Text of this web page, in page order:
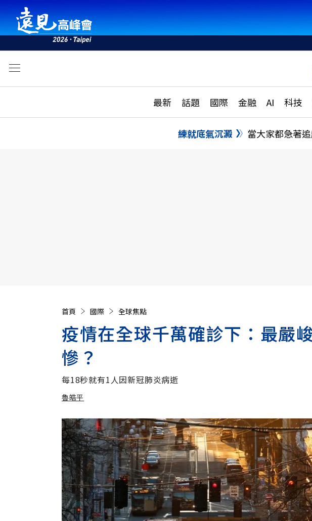
最新 話題 國際 金融 AI 科技
活動
話題
國際
練就底氣沉澱 當大家都急著
首頁 國際 全球焦點
疫情在全球千萬確診下：最嚴
慘？
每18秒就有1人因新冠肺炎病逝
魯皓平
魯皓平 加入追蹤